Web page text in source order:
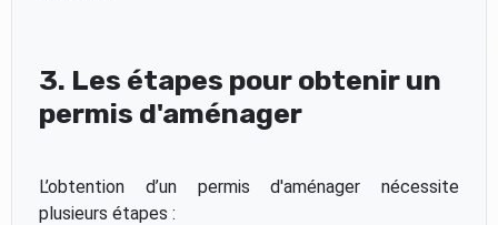
3. Les étapes pour obtenir un
permis d'aménager
L’obtention d’un permis d'aménager nécessite
plusieurs étapes :